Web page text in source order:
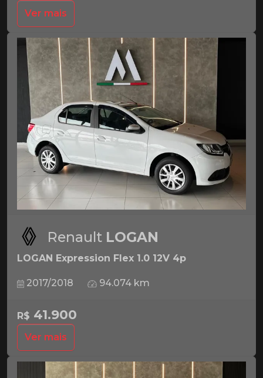
Ver mais
Renault LOGAN
LOGAN Expression Flex 1.0 12V 4p
2017/2018 94.074 km
R$ 41.900
Ver mais